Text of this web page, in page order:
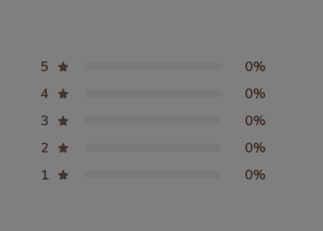
5
0%
4
0%
3
0%
2
0%
1
0%